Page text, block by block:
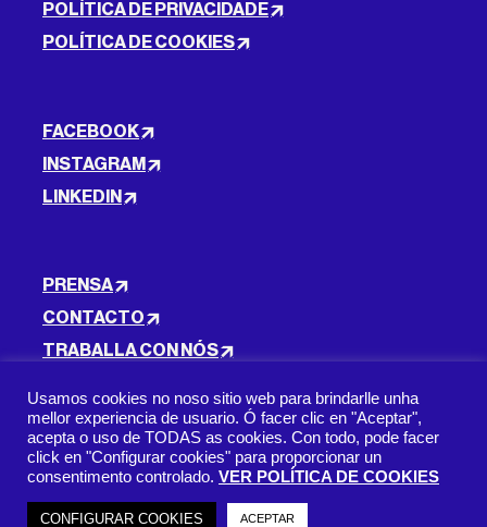
POLÍTICA DE PRIVACIDADE
POLÍTICA DE COOKIES
FACEBOOK
INSTAGRAM
LINKEDIN
PRENSA
CONTACTO
TRABALLA CON NÓS
SUBSCRICIÓN AO BOLETÍN INFORMATIVO
Usamos cookies no noso sitio web para brindarlle unha
mellor experiencia de usuario. Ó facer clic en "Aceptar",
acepta o uso de TODAS as cookies. Con todo, pode facer
click en "Configurar cookies" para proporcionar un
consentimento controlado. VER POLÍTICA DE COOKIES
CONFIGURAR COOKIES ACEPTAR